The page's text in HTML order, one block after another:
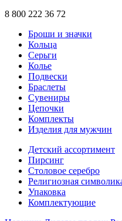
8 800 222 36 72
Броши и значки
Кольца
Серьги
Колье
Подвески
Браслеты
Сувениры
Цепочки
Комплекты
Изделия для мужчин
Детский ассортимент
Пирсинг
Столовое серебро
Религиозная
Упаковка
Комплектующие